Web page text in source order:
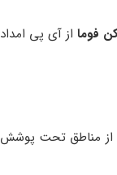
فومااز آی پی امداد
از مناطق تحت پوشش